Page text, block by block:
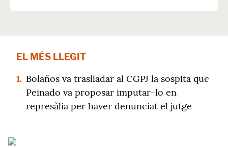
EL MÉS LLEGIT
1. Bolaños va traslladar al CGPJ la sospita que
Peinado va proposar imputar-lo en
represàlia per haver denunciat el jutge